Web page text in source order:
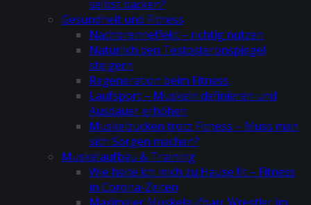
selbst backen?
Gesundheit und Fitness
Nachbrenneffekt – richtig nutzen
Natürlich den Testosteronspiegel
steigern
Regeneration beim Fitness
Laufsport – Muskeln definieren und
Ausdauer erhöhen
Muskelzucken trotz Fitness – Muss man
sich Sorgen machen?
Muskelaufbau & Training
Wie halte ich mich zu Hause fit – Fitness
in Corona-Zeiten